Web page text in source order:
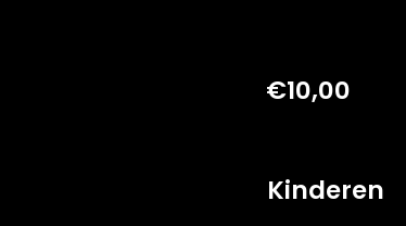
€10,00
Kinderen